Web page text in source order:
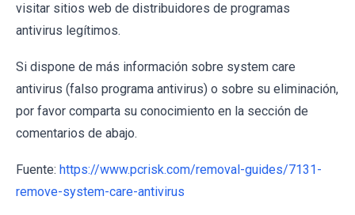
visitar sitios web de distribuidores de programas
antivirus legítimos.
Si dispone de más información sobre system care
antivirus (falso programa antivirus) o sobre su eliminación,
por favor comparta su conocimiento en la sección de
comentarios de abajo.
Fuente: https://www.pcrisk.com/removal-guides/7131-
remove-system-care-antivirus